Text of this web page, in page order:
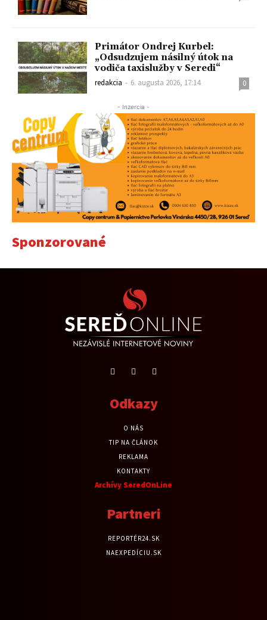
Primátor Ondrej Kurbel:
„Odsudzujem násilný útok na
vodiča taxislužby v Seredi“
redakcia - 6. augusta 2026, 17:14 0
- Inzercia -
Sponzorované
Odkazy
O NÁS
TIP NA ČLÁNOK
REKLAMA
KONTAKTY
Archívy SeredOnLine
Partneri
REPORTÉR24.SK
NAEXPEDÍCIU.SK